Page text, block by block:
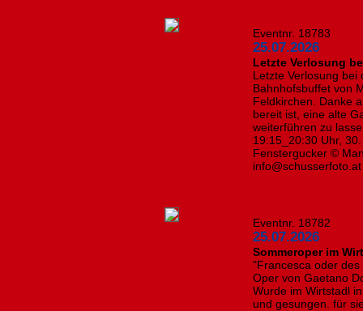
Eventnr. 18783
25.07.2026
​Letzte Verlosung
Letzte Verlosung
Bahnhofsbuffet von
Feldkirchen. Danke
bereit ist, eine alte
weiterführen zu
19:15_20:30 Uhr,
Fenstergucker ©
Eventnr. 18782
25.07.2026
Sommeroper im
"Francesca oder
Oper von Gaetano
Wurde im Wirtstadl
und gesungen. für